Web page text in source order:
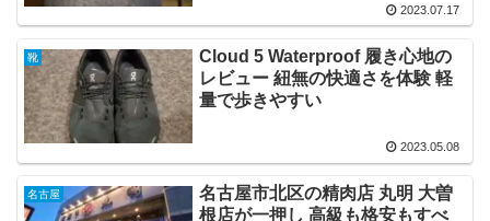
2023.07.17
靴
Cloud 5 Waterproof 履き心地の
レビュー 紐無の快適さを体験 軽
量で歩きやすい
2023.05.08
名古屋
名古屋市北区の精肉店 丸明 大曽
根店が一押し 高級も格安もすべ